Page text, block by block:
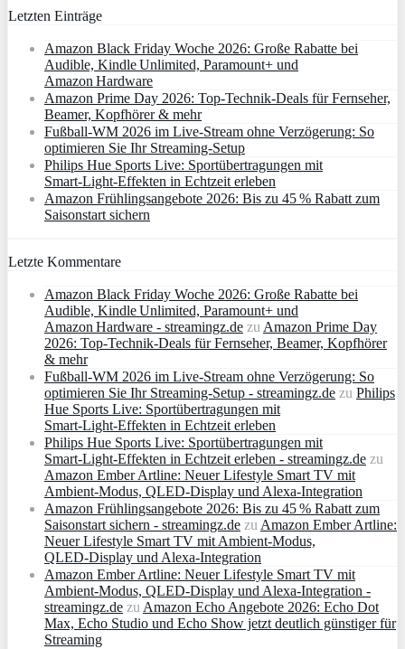
Letzten Einträge
Amazon Black Friday Woche 2026: Große Rabatte bei
Audible, Kindle Unlimited, Paramount+ und
Amazon Hardware
Amazon Prime Day 2026: Top-Technik-Deals für Fernseher,
Beamer, Kopfhörer & mehr
Fußball-WM 2026 im Live-Stream ohne Verzögerung: So
optimieren Sie Ihr Streaming-Setup
Philips Hue Sports Live: Sportübertragungen mit
Smart‑Light‑Effekten in Echtzeit erleben
Amazon Frühlingsangebote 2026: Bis zu 45 % Rabatt zum
Saisonstart sichern
Letzte Kommentare
Amazon Black Friday Woche 2026: Große Rabatte bei
Audible, Kindle Unlimited, Paramount+ und
Amazon Hardware - streamingz.de zuAmazon Prime Day
2026: Top-Technik-Deals für Fernseher, Beamer, Kopfhörer
& mehr
Fußball-WM 2026 im Live-Stream ohne Verzögerung: So
optimieren Sie Ihr Streaming-Setup - streamingz.de zu Philips
Hue Sports Live: Sportübertragungen mit
Smart‑Light‑Effekten in Echtzeit erleben
Philips Hue Sports Live: Sportübertragungen mit
Smart‑Light‑Effekten in Echtzeit erleben - streamingz.de zu
Amazon Ember Artline: Neuer Lifestyle Smart TV mit
Ambient‑Modus, QLED‑Display und Alexa‑Integration
Amazon Frühlingsangebote 2026: Bis zu 45 % Rabatt zum
Saisonstart sichern - streamingz.de zuAmazon Ember Artline:
Neuer Lifestyle Smart TV mit Ambient‑Modus,
QLED‑Display und Alexa‑Integration
Amazon Ember Artline: Neuer Lifestyle Smart TV mit
Ambient‑Modus, QLED‑Display und Alexa‑Integration -
streamingz.de zuAmazon Echo Angebote 2026: Echo Dot
Max, Echo Studio und Echo Show jetzt deutlich günstiger für
Streaming